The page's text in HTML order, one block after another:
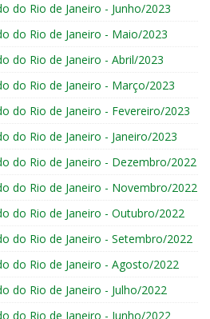
do Rio de Janeiro - Junho/2023
do Rio de Janeiro - Maio/2023
do Rio de Janeiro - Abril/2023
do Rio de Janeiro - Março/2023
do Rio de Janeiro - Fevereiro/2023
do Rio de Janeiro - Janeiro/2023
do Rio de Janeiro - Dezembro/2022
do Rio de Janeiro - Novembro/2022
do Rio de Janeiro - Outubro/2022
do Rio de Janeiro - Setembro/2022
do Rio de Janeiro - Agosto/2022
do Rio de Janeiro - Julho/2022
do Rio de Janeiro - Junho/2022